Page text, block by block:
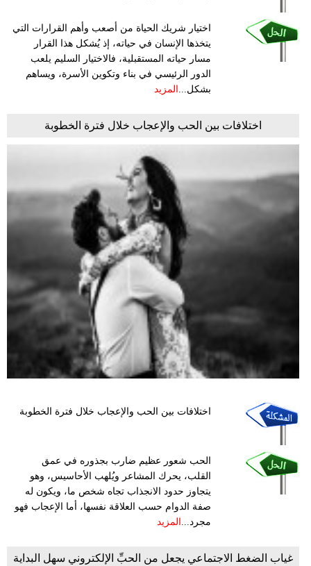
اختيار شريك الحياة من أصعب وأهم القرارات التي
يتخذها الإنسان في حياته، إذ يُشكل هذا القرار
مسار حياته المستقبلية، فالاختيار السليم يلعب
الدور الرئيسي في بناء وتكوين الأسرة، ويساهم
بشكل... المزيد
اختلافات بين الحب والإعجاب خلال فترة الخطوبة
اختلافات بين الحب والإعجاب خلال فترة الخطوبة
الحب شعور عظيم ضارب بجذوره في عمق
القلب، يحرك المشاعر ويُلهب الأحاسيس، وهو
يتجاوز حدود الانجذاب تجاه شخص ما، ويكون له
صفة الدوام حسب العلاقة نفسها، أما الإعجاب فهو
مجرد...
المزيد
غياب الضغط الاجتماعي يجعل من الحبِّ الإلكتروني سهل البداية